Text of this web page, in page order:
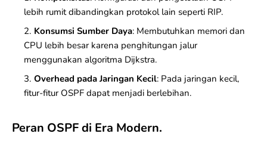
lebih rumit dibandingkan protokol lain seperti RIP.
Konsumsi Sumber Daya: Membutuhkan memori dan
CPU lebih besar karena penghitungan jalur
menggunakan algoritma Dijkstra.
Overhead pada Jaringan Kecil: Pada jaringan kecil,
fitur-fitur OSPF dapat menjadi berlebihan.
Peran OSPF di Era Modern.